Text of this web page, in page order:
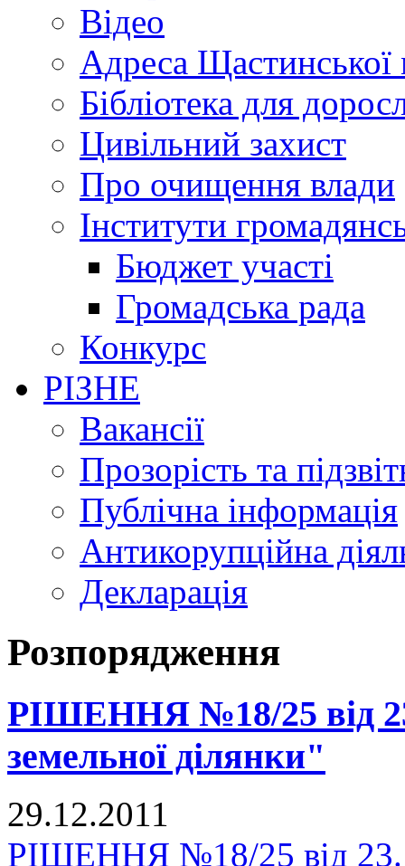
Відео
Адреса Щастинської
Бібліотека для
Цивільний захист
Про очищення влади
Інститути
Бюджет участі
Громадська рада
Конкурс
РІЗНЕ
Вакансії
Прозорість та
Публічна інформація
Антикорупційна
Декларація
Розпорядження
РІШЕННЯ №18/25 від
земельної ділянки"
29.12.2011
РІШЕННЯ №18/25 від